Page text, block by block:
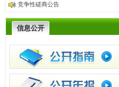
竞争性磋商公告
信息公开